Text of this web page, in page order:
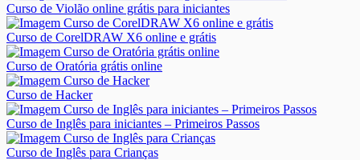
Curso de Violão online grátis para iniciantes
Curso de CorelDRAW X6 online e grátis
Curso de Oratória grátis online
Curso de Hacker
Curso de Inglês para iniciantes – Primeiros Passos
Curso de Inglês para Crianças